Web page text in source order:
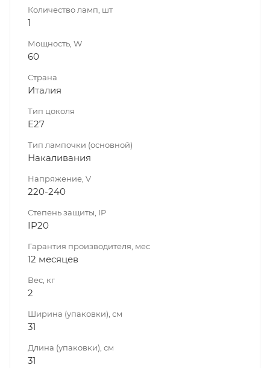
Количество ламп, шт
1
Мощность, W
60
Страна
Италия
Тип цоколя
E27
Тип лампочки (основной)
Накаливания
Напряжение, V
220-240
Степень защиты, IP
IP20
Гарантия производителя, мес
12 месяцев
Вес, кг
2
Ширина (упаковки), см
31
Длина (упаковки), см
31